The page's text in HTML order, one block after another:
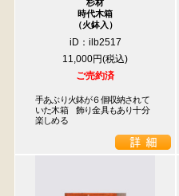
杉材
時代木箱
（火鉢入）
iD：ilb2517
11,000円
ご売約済
手あぶり火鉢が６個収納されて
いた木箱　飾り金具もあり十分
楽しめる